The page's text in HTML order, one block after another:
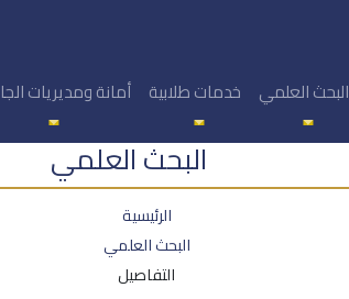
البحث العلمي خدمات طلابية أمانة ومديريات
البحث العلمي
الرئيسية
البحث العلمي
التفاصيل